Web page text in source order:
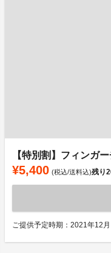
【特別割】フィンガ
¥5,400 (税込/送料込)残り
ご提供予定時期：2021年12月